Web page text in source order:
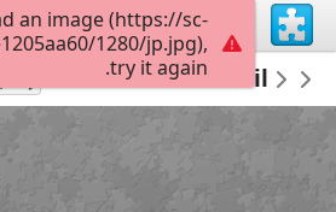
Isaparra
Virgen María
Virgen María Ed Infantil
an image (https://sc-
1280/jp.jpg),
try it again.